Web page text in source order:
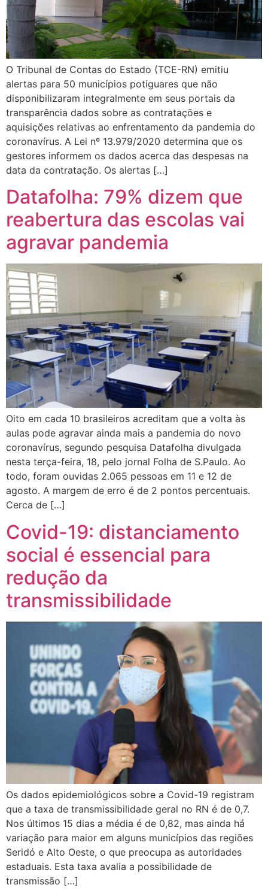
O Tribunal de Contas do Estado (TCE-RN) emitiu
alertas para 50 municípios potiguares que não
disponibilizaram integralmente em seus portais da
transparência dados sobre as contratações e
aquisições relativas ao enfrentamento da pandemia do
coronavírus. A Lei nº 13.979/2020 determina que os
gestores informem os dados acerca das despesas na
data da contratação. Os alertas […]
Datafolha: 79% dizem que
reabertura das escolas vai
agravar pandemia
Oito em cada 10 brasileiros acreditam que a volta às
aulas pode agravar ainda mais a pandemia do novo
coronavírus, segundo pesquisa Datafolha divulgada
nesta terça-feira, 18, pelo jornal Folha de S.Paulo. Ao
todo, foram ouvidas 2.065 pessoas em 11 e 12 de
agosto. A margem de erro é de 2 pontos percentuais.
Cerca de […]
Covid-19: distanciamento
social é essencial para
redução da
transmissibilidade
Os dados epidemiológicos sobre a Covid-19 registram
que a taxa de transmissibilidade geral no RN é de 0,7.
Nos últimos 15 dias a média é de 0,82, mas ainda há
variação para maior em alguns municípios das regiões
Seridó e Alto Oeste, o que preocupa as autoridades
estaduais. Esta taxa avalia a possibilidade de
transmissão […]